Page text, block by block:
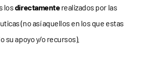
losdirectamenterealizados por las
(no así aquellos en los que estas
su apoyo y/o recursos).